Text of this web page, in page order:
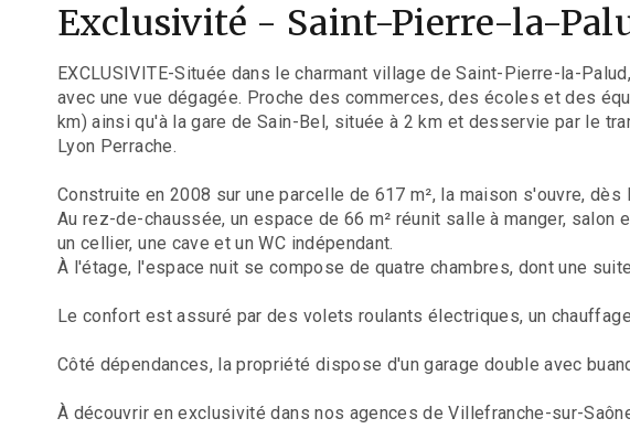
Exclusivité - Saint-Pierre-la-
EXCLUSIVITE-Située dans le charmant village de Saint-Pierre-la-
avec une vue dégagée. Proche des commerces, des écoles et des
km) ainsi qu'à la gare de Sain-Bel, située à 2 km et desservie par le
Lyon Perrache.
Construite en 2008 sur une parcelle de 617 m², la maison s'ouvre,
Au rez-de-chaussée, un espace de 66 m² réunit salle à manger,
un cellier, une cave et un WC indépendant.
À l'étage, l'espace nuit se compose de quatre chambres, dont une
Le confort est assuré par des volets roulants électriques, un
Côté dépendances, la propriété dispose d'un garage double avec
À découvrir en exclusivité dans nos agences de Villefranche-sur-